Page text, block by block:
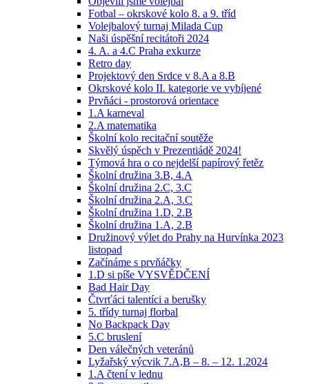
Fotbal – okrskové kolo 8. a 9. tříd
Volejbalový turnaj Milada Cup
Naši úspěšní recitátoři 2024
4. A. a 4.C Praha exkurze
Retro day
Projektový den Srdce v 8.A a 8.B
Okrskové kolo II. kategorie ve vybíjené
Prvňáci - prostorová orientace
1.A karneval
2.A matematika
Školní kolo recitační soutěže
Skvělý úspěch v Prezentiádě 2024!
Týmová hra o co nejdelší papírový řetěz
Školní družina 3.B, 4.A
Školní družina 2.C, 3.C
Školní družina 2.A, 3.C
Školní družina 1.D, 2.B
Školní družina 1.A, 2.B
Družinový výlet do Prahy na Hurvínka 2023
listopad
Začínáme s prvňáčky
1.D si píše VYSVĚDČENÍ
Bad Hair Day
Čtvrťáci talentíci a berušky
5. třídy turnaj florbal
No Backpack Day
5.C bruslení
Den válečných veteránů
Lyžařský výcvik 7.A,B – 8. – 12. 1.2024
1.A čtení v lednu